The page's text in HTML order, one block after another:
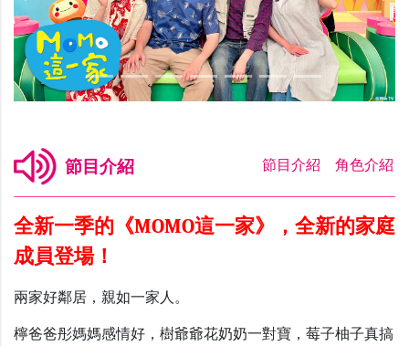
Previous
節目介紹 節目介紹 角色介紹
全新一季的《MOMO這一家》，全新的家庭
成員登場！
兩家好鄰居，親如一家人。
檸爸爸彤媽媽感情好，樹爺爺花奶奶一對寶，莓子柚子真搞